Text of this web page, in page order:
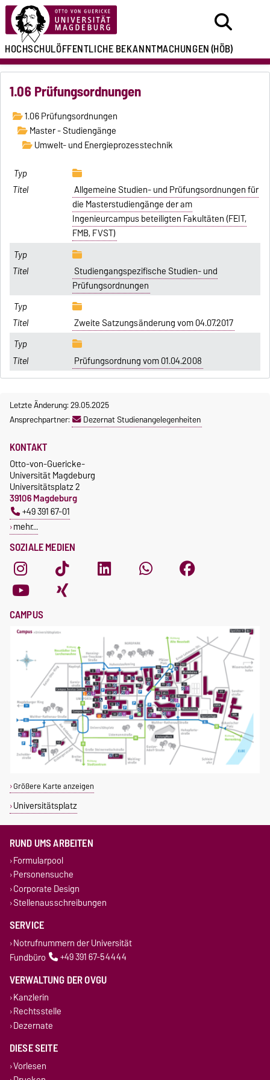
HOCHSCHULÖFFENTLICHEBEKANNTMACHUNGEN(HÖB)
1.06 Prüfungsordnungen
1.06 Prüfungsordnungen
Master - Studiengänge
Umwelt- und Energieprozesstechnik
Allgemeine Studien- und Prüfungsordnungen für
die Masterstudiengänge der am
Ingenieurcampus beteiligten Fakultäten (FEIT,
FMB, FVST)
Studiengangspezifische Studien- und
Prüfungsordnungen
Zweite Satzungsänderung vom 04.07.2017
Prüfungsordnung vom 01.04.2008
Letzte Änderung: 29.05.2025
Ansprechpartner:
Dezernat Studienangelegenheiten
SOZIALE MEDIEN
KONTAKT
Otto-von-Guericke-
Universität Magdeburg
Universitätsplatz 2
39106 Magdeburg
+49 391 67-01
mehr…
CAMPUS
Größere Karte anzeigen
Universitätsplatz
RUND UMS ARBEITEN
Formularpool
Personensuche
Corporate Design
Stellenausschreibungen
SERVICE
Notrufnummern der Universität
Fundbüro
+49 391 67-54444
VERWALTUNG DER OVGU
Kanzlerin
Rechtsstelle
Dezernate
DIESE SEITE
Vorlesen